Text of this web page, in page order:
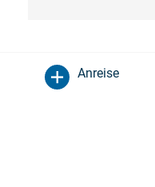
Anreise